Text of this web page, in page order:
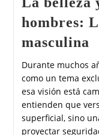
hombres:
masculina
Durante muchos
como un tema
esa visión está
entienden que
superficial, sino
proyectar